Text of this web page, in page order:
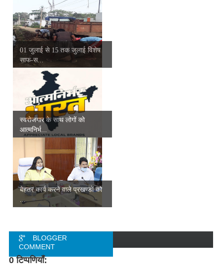
01 जुलाई से 15 तक जुलाई विशेष
साफ-स...
स्वरोजगार के साथ लोगों को
आत्मनिर्भ...
बेहतर कार्य करने वाले प्रखण्डों को
...
BLOGGER
COMMENT
0 टिप्पणियाँ: